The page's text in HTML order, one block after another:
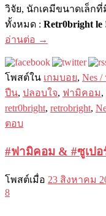
วิจัย, นักเคมีขนาดเล็ก
ทั้งหมด : Retr0bright le
อ่านต่อ →
โพสต์ใน เกมบอย, Nes
ปืน, ปลอบใจ, ฟามิคอม,
retr0bright, retrobright,
ตอบ
#ฟามิคอม & #ซูเปอ
โพสต์เมื่อ 23 สิงหาคม
8